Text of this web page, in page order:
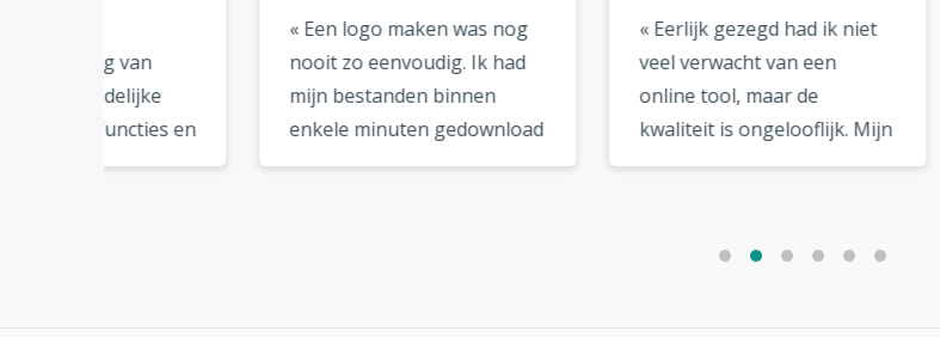
« Een logo maken was nog
nooit zo eenvoudig. Ik had
mijn bestanden binnen
enkele minuten gedownload
en kon ze meteen
« Eerlijk gezegd had ik niet
veel verwacht van een
online tool, maar de
kwaliteit is ongelooflijk. Mijn
logo ziet eruit alsof het van
« Ik heb
keer
mijn
voor een
logo's zijn